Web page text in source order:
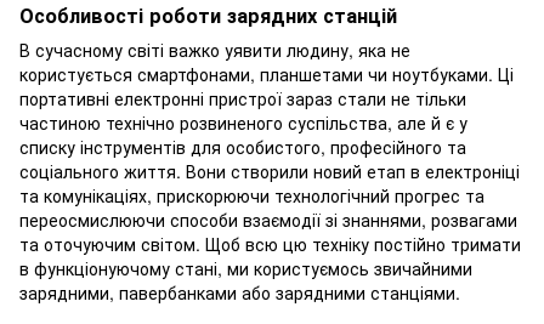
Особливості роботи зарядних станцій
В сучасному світі важко уявити людину, яка не
користується смартфонами, планшетами чи ноутбуками. Ці
портативні електронні пристрої зараз стали не тільки
частиною технічно розвиненого суспільства, але й є у
списку інструментів для особистого, професійного та
соціального життя. Вони створили новий етап в електроніці
та комунікаціях, прискорюючи технологічний прогрес та
переосмислюючи способи взаємодії зі знаннями, розвагами
та оточуючим світом. Щоб всю цю техніку постійно тримати
в функціонуючому стані, ми користуємось звичайними
зарядними, павербанками або зарядними станціями.